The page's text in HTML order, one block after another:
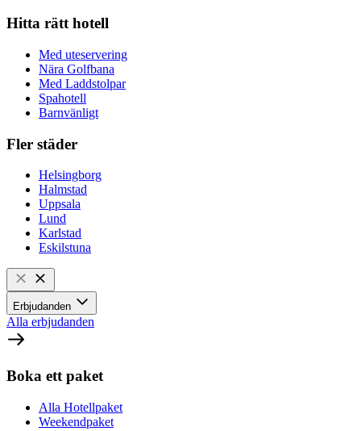
Hitta rätt hotell
Med uteservering
Nära Golfbana
Med Laddstolpar
Spahotell
Barnvänligt
Fler städer
Helsingborg
Halmstad
Uppsala
Lund
Karlstad
Eskilstuna
Erbjudanden
Alla erbjudanden
Boka ett paket
Alla Hotellpaket
Weekendpaket